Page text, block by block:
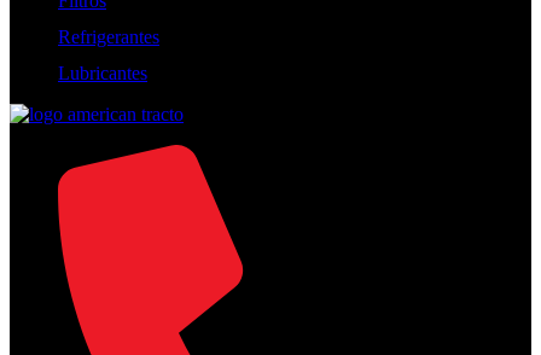
Refrigerantes
Lubricantes